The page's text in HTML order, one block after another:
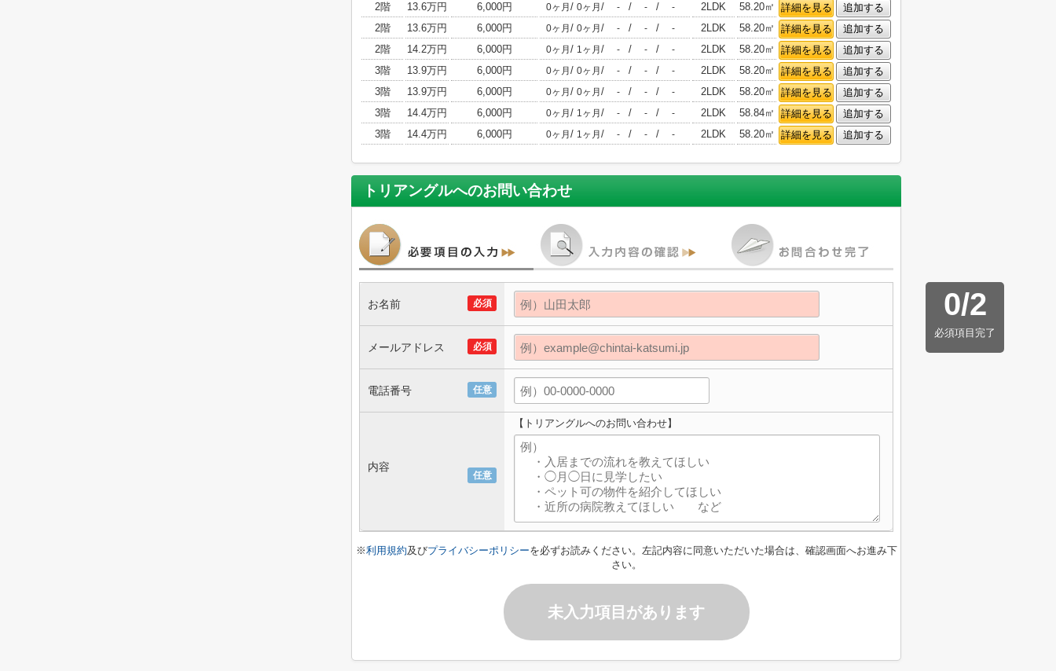
2階
13.6万円 6,000円 0ヶ月 / 0ヶ月 / - / - / - 2LDK 58.20㎡ 詳細を見る
追加する
2階
13.6万円 6,000円 0ヶ月 / 0ヶ月 / - / - / - 2LDK 58.20㎡ 詳細を見る
追加する
2階
14.2万円 6,000円 0ヶ月 / 1ヶ月 / - / - / - 2LDK 58.20㎡ 詳細を見る
追加する
3階
13.9万円 6,000円 0ヶ月 / 0ヶ月 / - / - / - 2LDK 58.20㎡ 詳細を見る
追加する
3階
13.9万円 6,000円 0ヶ月 / 0ヶ月 / - / - / - 2LDK 58.20㎡ 詳細を見る
追加する
3階
14.4万円 6,000円 0ヶ月 / 1ヶ月 / - / - / - 2LDK 58.84㎡ 詳細を見る
追加する
3階
14.4万円 6,000円 0ヶ月 / 1ヶ月 / - / - / - 2LDK 58.20㎡ 詳細を見る 追加する
トリアングルへのお問い合わせ
0/2
必須項目完了
必須
お名前
必須
メールアドレス
任意
電話番号
任意
内容
【トリアングルへのお問い合わせ】
※利用規約及びプライバシーポリシーを必ずお読みください。左記内容に同意いただいた場合は、確認画面へお進み下
さい。
未入力項目があります